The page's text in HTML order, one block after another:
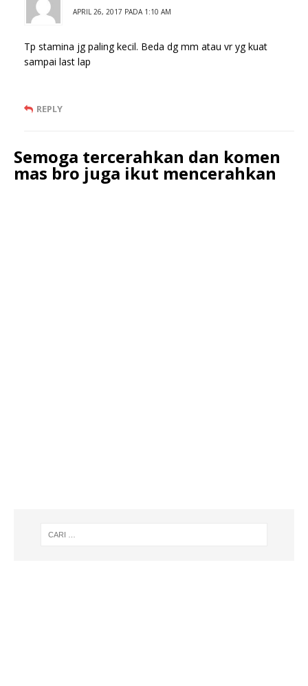
APRIL 26, 2017 PADA 1:10 AM
Tp stamina jg paling kecil. Beda dg mm atau vr yg kuat
sampai last lap
REPLY
Semoga tercerahkan dan komen
mas bro juga ikut mencerahkan